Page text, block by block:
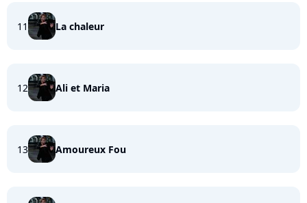
11 La chaleur
12 Ali et Maria
13 Amoureux Fou